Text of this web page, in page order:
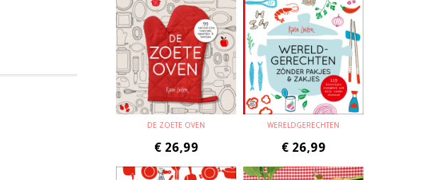
DE ZOETE OVEN
€ 26,99
WERELDGERECHTEN
€ 26,99